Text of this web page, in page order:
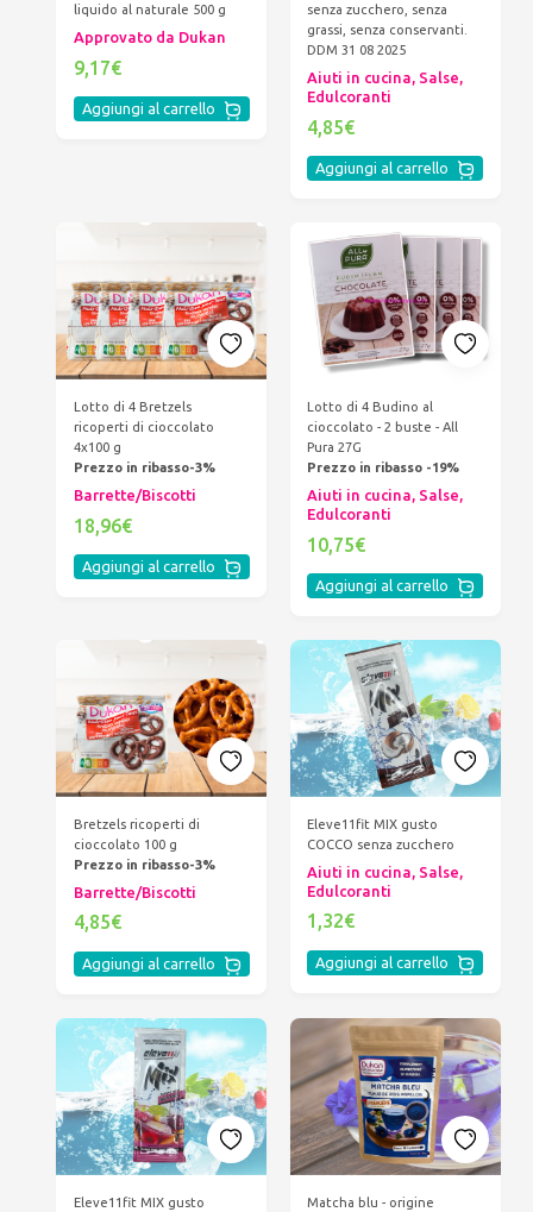
liquido al naturale 500 g
Approvato da Dukan
9,17€
Aggiungi al carrello
senza zucchero, senza
grassi, senza conservanti.
DDM 31 08 2025
Aiuti in cucina, Salse,
Edulcoranti
4,85€
Aggiungi al carrello
Lotto di 4 Bretzels
ricoperti di cioccolato
4x100 g
Prezzo in ribasso-3%
Barrette/Biscotti
18,96€
Aggiungi al carrello
Lotto di 4 Budino al
cioccolato - 2 buste - All
Pura 27G
Prezzo in ribasso -19%
Aiuti in cucina, Salse,
Edulcoranti
10,75€
Aggiungi al carrello
Bretzels ricoperti di
cioccolato 100 g
Prezzo in ribasso-3%
Barrette/Biscotti
4,85€
Aggiungi al carrello
Eleve11fit MIX gusto
COCCO senza zucchero
Aiuti in cucina, Salse,
Edulcoranti
1,32€
Aggiungi al carrello
Eleve11fit MIX gusto
Matcha blu - origine